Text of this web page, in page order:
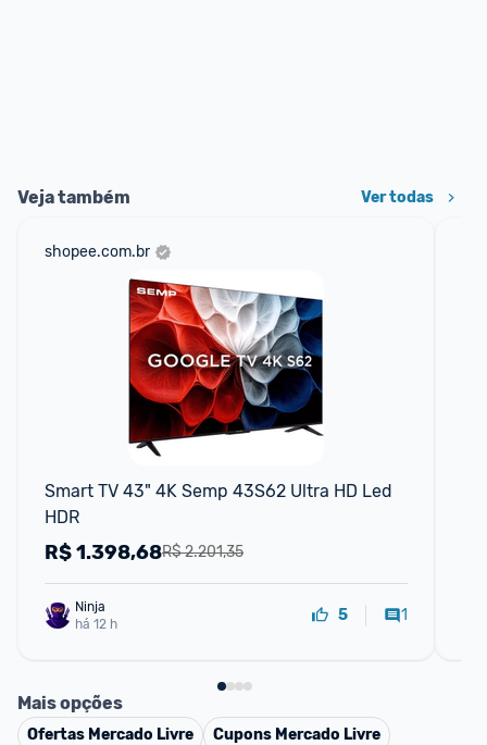
Veja também Ver todas
shopee.com.br
Smart TV 43" 4K Semp 43S62 Ultra HD Led
HDR
R$ 2.201,35
R$1.398,68
há 12 h
5 1
Mais opções
Ofertas Mercado Livre Cupons Mercado Livre